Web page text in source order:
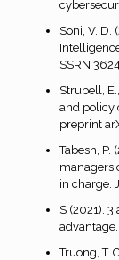
Soni, V. D.
SSRN
Strubell,
and policy
preprint
Tabesh, P.
managers
in charge.
S (2021).
Truong, T.